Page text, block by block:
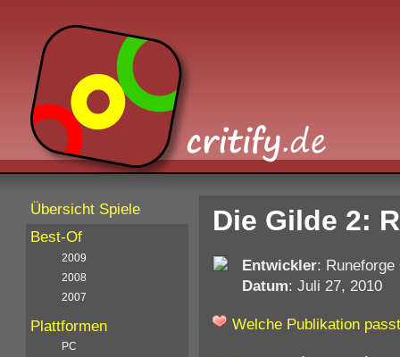
Die Gilde 2:
Entwickler: Runeforge
Datum: Juli 27, 2010
Welche Publikation
Übersicht Spiele
Best-Of
2009
2008
2007
Plattformen
PC